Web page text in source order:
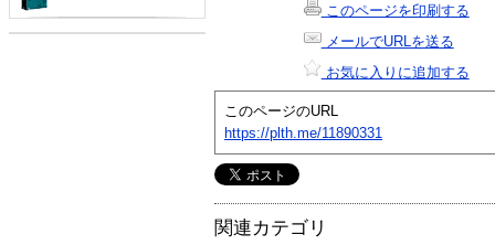
このページを印刷する
メールでURLを送る
お気に入りに追加する
このページのURL
https://plth.me/11890331
関連カテゴリ